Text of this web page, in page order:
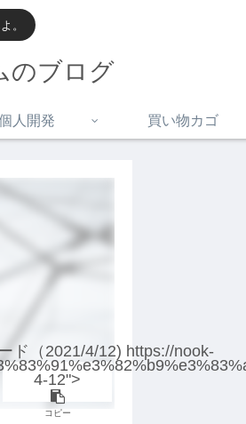
。
のブログ
人開発 買い物カゴ
ド（2021/4/12) https://nook-
4-12">
コピー